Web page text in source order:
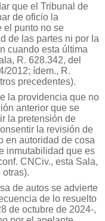
que el Tribunal de
de oficio la
el punto no se
de las partes ni por la
cuando esta última
R. 628.342, del
2012; ídem., R.
precedentes).
la providencia que no
anterior que se
la pretensión de
la revisión de
en autoridad de cosa
inmutabilidad que es
CNCiv., esta Sala,
otras).
de autos se advierte
de lo resuelto
de octubre de 2024-,